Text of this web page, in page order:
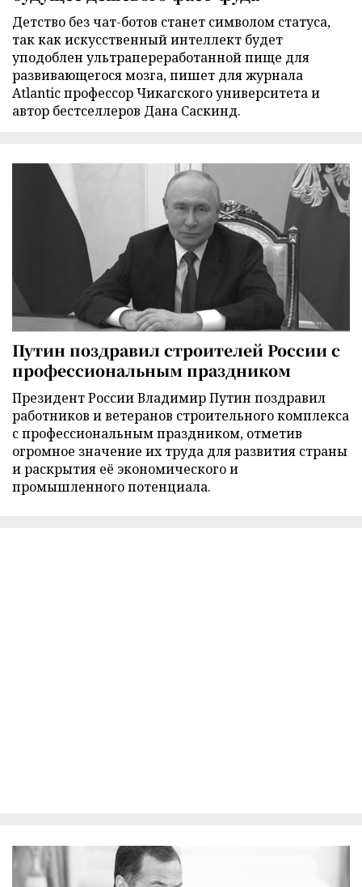
Детство без чат-ботов станет символом статуса,
так как искусственный интеллект будет
уподоблен ультрапереработанной пище для
развивающегося мозга, пишет для журнала
Atlantic профессор Чикагского университета и
автор бестселлеров Дана Саскинд.
Путин поздравил строителей России с
профессиональным праздником
Президент России Владимир Путин поздравил
работников и ветеранов строительного комплекса
с профессиональным праздником, отметив
огромное значение их труда для развития страны
и раскрытия её экономического и
промышленного потенциала.